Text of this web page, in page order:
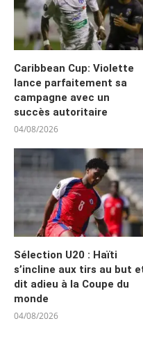
Caribbean Cup: Violette
lance parfaitement sa
campagne avec un
succès autoritaire
04/08/2026
Sélection U20 : Haïti
s’incline aux tirs au but
dit adieu à la Coupe du
monde
04/08/2026